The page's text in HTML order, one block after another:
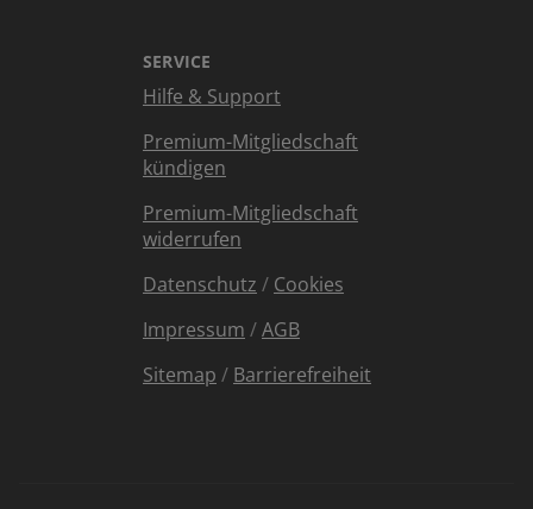
SERVICE
Hilfe & Support
Premium-Mitgliedschaft
kündigen
Premium-Mitgliedschaft
widerrufen
Datenschutz / Cookies
Impressum /AGB
Sitemap / Barrierefreiheit